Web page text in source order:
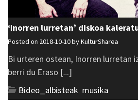
‘Inorren lurretan’ diskoa
Posted on 2018-10-10 byKulturSharea
Bi urteren ostean, Inorren lurretan
berri du Eraso [...]
Bideo_albisteak musika